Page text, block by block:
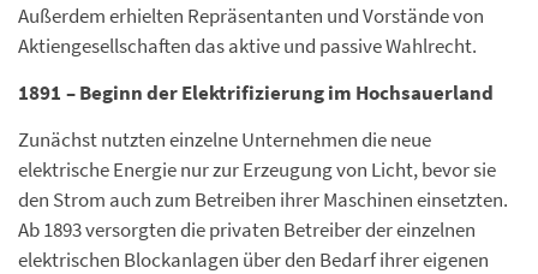
Außerdem erhielten Repräsentanten und Vorstände von
Aktiengesellschaften das aktive und passive Wahlrecht.
1891 – Beginn der Elektrifizierung im Hochsauerland
Zunächst nutzten einzelne Unternehmen die neue
elektrische Energie nur zur Erzeugung von Licht, bevor sie
den Strom auch zum Betreiben ihrer Maschinen einsetzten.
Ab 1893 versorgten die privaten Betreiber der einzelnen
elektrischen Blockanlagen über den Bedarf ihrer eigenen